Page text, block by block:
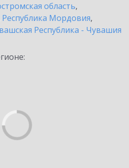
область,
Республика Мордовия,
Республика - Чувашия